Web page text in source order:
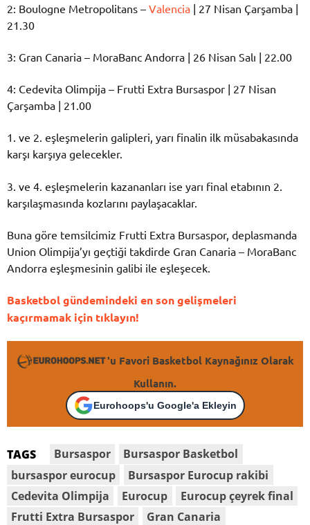
2: Boulogne Metropolitans – Valencia | 27 Nisan Çarşamba |
21.30
3: Gran Canaria – MoraBanc Andorra | 26 Nisan Salı | 22.00
4: Cedevita Olimpija – Frutti Extra Bursaspor | 27 Nisan
Çarşamba | 21.00
1. ve 2. eşleşmelerin galipleri, yarı finalin ilk müsabakasında
karşı karşıya gelecekler.
3. ve 4. eşleşmelerin kazananları ise yarı final etabının 2.
karşılaşmasında kozlarını paylaşacaklar.
Buna göre temsilcimiz Frutti Extra Bursaspor, deplasmanda
Union Olimpija’yı geçtiği takdirde Gran Canaria – MoraBanc
Andorra eşleşmesinin galibi ile eşleşecek.
Basketbol gündemindeki en son gelişmeleri
kaçırmamak için tıklayın!
'u Favori Basketbol Kaynağınız Olarak
Kullanın.
Eurohoops'u Google'a Ekleyin
TAGS Bursaspor
Bursaspor Basketbol
bursaspor eurocup
Bursaspor Eurocup rakibi
Cedevita Olimpija
Eurocup
Eurocup çeyrek final
Frutti Extra Bursaspor
Gran Canaria